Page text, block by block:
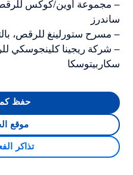
– مجموعة أوين/كوكس
ساندرز
– مسرح ستورلينغ للرقص،
– شركة ريجينا كلينجوسكي
سكاربيتوسكا
حفظ
موقع
تذاكر